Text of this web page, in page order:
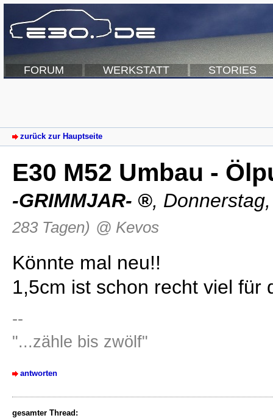
FORUM WERKSTATT STORIES
zurück zur Hauptseite
E30 M52 Umbau -
-GRIMMJAR- ,
283 Tagen) @ Kevos
Könnte mal neu!!
1,5cm ist schon recht viel für
--
"...zähle bis zwölf"
antworten
gesamter Thread: